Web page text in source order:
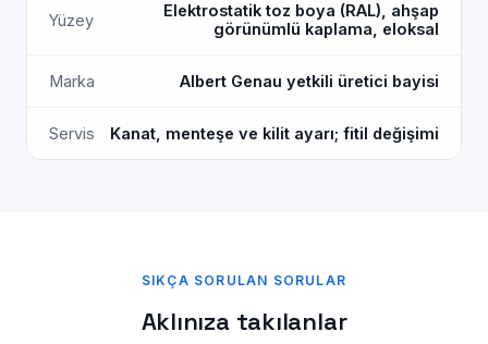
Yüzey
Elektrostatik toz boya (RAL), ahşap
görünümlü kaplama, eloksal
Marka Albert Genau yetkili üretici bayisi
Servis Kanat, menteşe ve kilit ayarı; fitil değişimi
SIKÇA SORULAN SORULAR
Aklınıza takılanlar